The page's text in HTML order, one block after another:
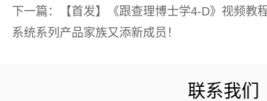
下一篇：【首发】《跟查理博士学4-D》视频教
系统系列产品家族又添新成员！
联系我们